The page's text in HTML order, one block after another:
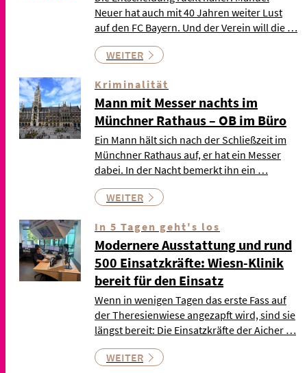
Neuer hat auch mit 40 Jahren weiter Lust
auf den FC Bayern. Und der Verein will die …
WEITER
Kriminalität
Mann mit Messer nachts im
Münchner Rathaus – OB im Büro
Ein Mann hält sich nach der Schließzeit im
Münchner Rathaus auf, er hat ein Messer
dabei. In der Nacht bemerkt ihn ein …
WEITER
In 5 Tagen geht's los
Modernere Ausstattung und rund
500 Einsatzkräfte: Wiesn-Klinik
bereit für den Einsatz
Wenn in wenigen Tagen das erste Fass auf
der Theresienwiese angezapft wird, sind sie
längst bereit: Die Einsatzkräfte der Aicher …
WEITER